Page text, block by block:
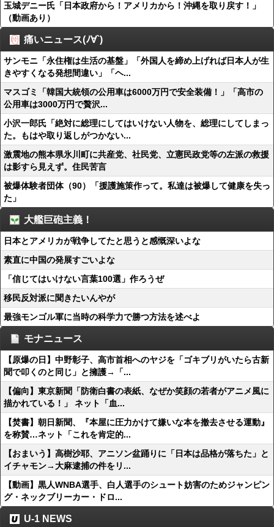
玉城デニー氏「日本政府から！アメリカから！沖縄を取り戻す！」
（動画あり）
痛いニュース(ﾉ∀`)
サンモニ「永住権は生活の基盤」「外国人を締め上げれば日本人が生
きやすくなる発想間違い」「ヘ...
マスゴミ「韓国大統領の公用車は6000万円で安全装備！」「高市の
公用車は3000万円で贅沢...
小沢一郎氏「絶対に総理にしてはいけない人物を、総理にしてしまっ
た。もはや取り返しがつかない...
激震地の熊本県氷川町に共産党、社民党、立憲民政党等の左派の救援
は影すら見えず。住民苦言
被爆体験者団体（90）「援護施策作って。私達は被爆して健康を失っ
た」
大艦巨砲主義！
日本とアメリカが戦争してたと思うと感慨深いよな
素直に中国の発展すごいよな
「信じてはいけない言葉100選」作ろうぜ
移民反対派に聞きたいんやが
最強モンゴル軍に当時の科学力で勝つ方法を述べよ
モナニュース
【原爆の日】中野彰子、高市首相へのヤジを「ゴキブリがいたら古新
聞で叩くのと同じ」と擁護→「...
【偏向】東京新聞「防衛白書の表紙、なぜか笑顔の若者がアニメ風に
描かれている！」 ネット「血...
【焚書】朝日新聞、『本屋に圧力かけて嫌いな本を撤去させる運動』
を称賛…ネット「これを肯定的...
【おまいう】高樹沙耶、アニソン盆踊りに「日本は品格が落ちた」と
イチャモン→大麻逮捕の件をリ...
【動画】黒人WNBA選手、白人選手のシュート妨害のためジャンピン
グ・ネックブリーカー・ドロ...
U-1 NEWS